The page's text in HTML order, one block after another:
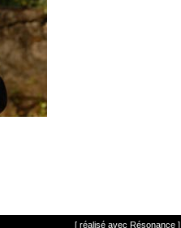
[ réalisé avec Résonance ]